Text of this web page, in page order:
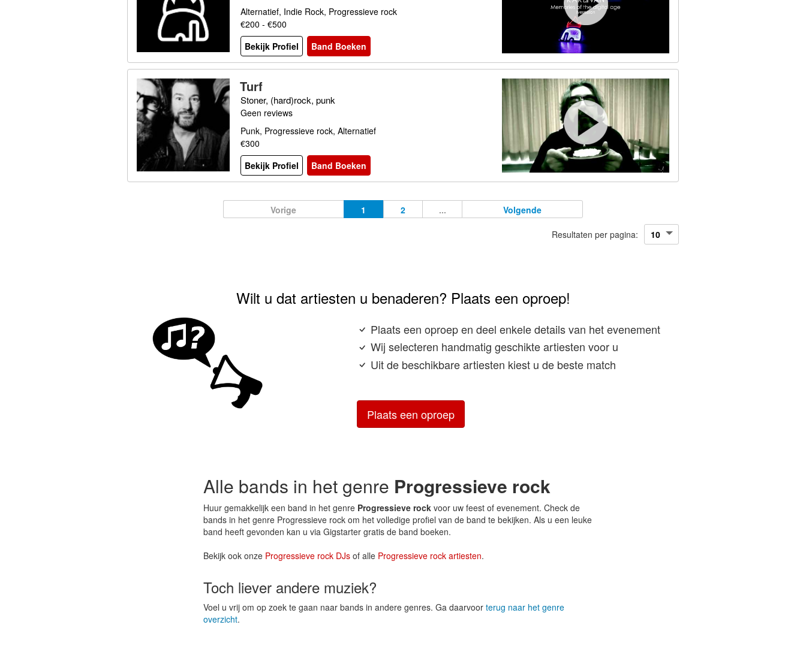
Alternatief, Indie Rock, Progressieve rock
€200 - €500
Bekijk Profiel
Band Boeken
Turf
Stoner, (hard)rock, punk
Geen reviews
Punk, Progressieve rock, Alternatief
€300
Bekijk Profiel
Band Boeken
Vorige 1 2 ... Volgende
Resultaten per pagina:
Wilt u dat artiesten u benaderen? Plaats een oproep!
Plaats een oproep en deel enkele details van het evenement
Wij selecteren handmatig geschikte artiesten voor u
Uit de beschikbare artiesten kiest u de beste match
Plaats een oproep
Alle bands in het genre Progressieve rock
Huur gemakkelijk een band in het genre Progressieve rock voor uw feest of evenement. Check de
bands in het genre Progressieve rock om het volledige profiel van de band te bekijken. Als u een leuke
band heeft gevonden kan u via Gigstarter gratis de band boeken.
Bekijk ook onze Progressieve rock DJs of alle Progressieve rock artiesten.
Toch liever andere muziek?
Voel u vrij om op zoek te gaan naar bands in andere genres. Ga daarvoor terug naar het genre
overzicht.